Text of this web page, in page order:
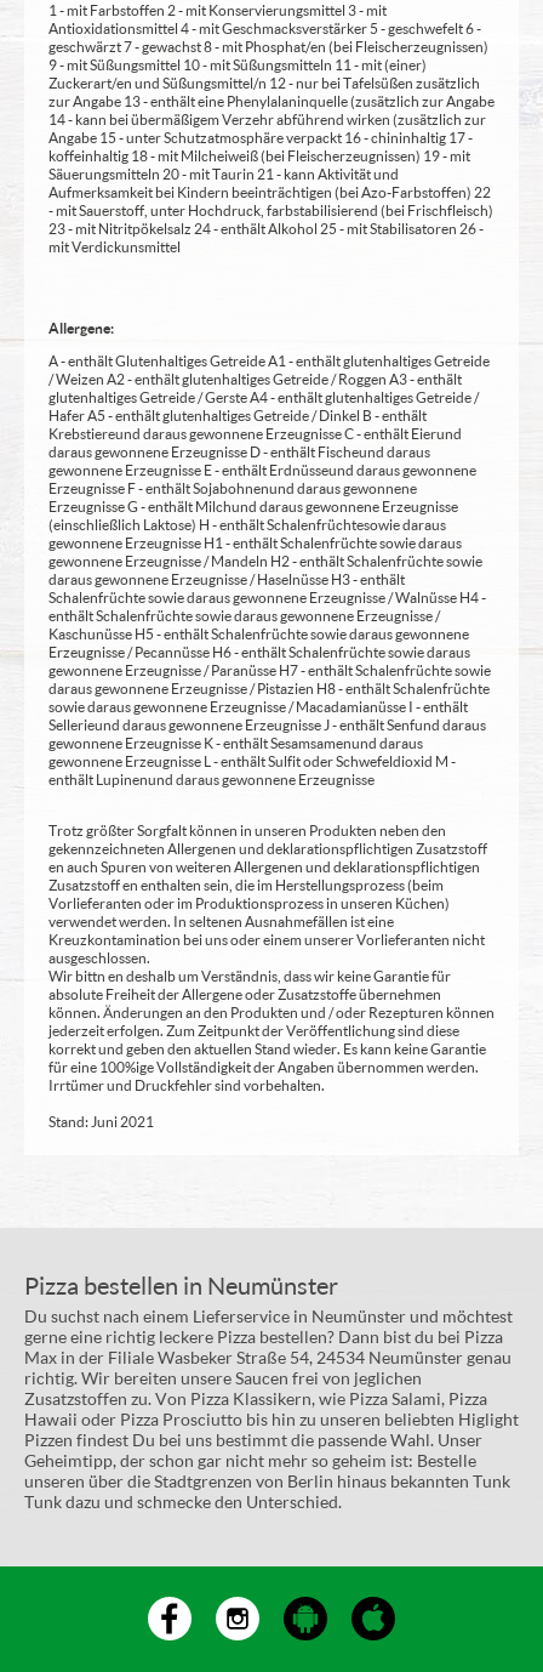
1 - mit Farbstoffen 2 - mit Konservierungsmittel 3 - mit
Antioxidationsmittel 4 - mit Geschmacksverstärker 5 - geschwefelt 6 -
geschwärzt 7 - gewachst 8 - mit Phosphat/en (bei Fleischerzeugnissen)
9 - mit Süßungsmittel 10 - mit Süßungsmitteln 11 - mit (einer)
Zuckerart/en und Süßungsmittel/n 12 - nur bei Tafelsüßen zusätzlich
zur Angabe 13 - enthält eine Phenylalaninquelle (zusätzlich zur Angabe
14 - kann bei übermäßigem Verzehr abführend wirken (zusätzlich zur
Angabe 15 - unter Schutzatmosphäre verpackt 16 - chininhaltig 17 -
koffeinhaltig 18 - mit Milcheiweiß (bei Fleischerzeugnissen) 19 - mit
Säuerungsmitteln 20 - mit Taurin 21 - kann Aktivität und
Aufmerksamkeit bei Kindern beeinträchtigen (bei Azo-Farbstoffen) 22
- mit Sauerstoff, unter Hochdruck, farbstabilisierend (bei Frischfleisch)
23 - mit Nitritpökelsalz 24 - enthält Alkohol 25 - mit Stabilisatoren 26 -
mit Verdickunsmittel
Allergene:
A - enthält Glutenhaltiges Getreide A1 - enthält glutenhaltiges Getreide
/ Weizen A2 - enthält glutenhaltiges Getreide / Roggen A3 - enthält
glutenhaltiges Getreide / Gerste A4 - enthält glutenhaltiges Getreide /
Hafer A5 - enthält glutenhaltiges Getreide / Dinkel B - enthält
Krebstiere und daraus gewonnene Erzeugnisse C - enthält Eier und
daraus gewonnene Erzeugnisse D - enthält Fische und daraus
gewonnene Erzeugnisse E - enthält Erdnüsse und daraus gewonnene
Erzeugnisse F - enthält Sojabohnen und daraus gewonnene
Erzeugnisse G - enthält Milch und daraus gewonnene Erzeugnisse
(einschließlich Laktose) H - enthält Schalenfrüchte sowie daraus
gewonnene Erzeugnisse H1 - enthält Schalenfrüchte sowie daraus
gewonnene Erzeugnisse / Mandeln H2 - enthält Schalenfrüchte sowie
daraus gewonnene Erzeugnisse / Haselnüsse H3 - enthält
Schalenfrüchte sowie daraus gewonnene Erzeugnisse / Walnüsse H4 -
enthält Schalenfrüchte sowie daraus gewonnene Erzeugnisse /
Kaschunüsse H5 - enthält Schalenfrüchte sowie daraus gewonnene
Erzeugnisse / Pecannüsse H6 - enthält Schalenfrüchte sowie daraus
gewonnene Erzeugnisse / Paranüsse H7 - enthält Schalenfrüchte sowie
daraus gewonnene Erzeugnisse / Pistazien H8 - enthält Schalenfrüchte
sowie daraus gewonnene Erzeugnisse / Macadamianüsse I - enthält
Sellerie und daraus gewonnene Erzeugnisse J - enthält Senf und daraus
gewonnene Erzeugnisse K - enthält Sesamsamen und daraus
gewonnene Erzeugnisse L - enthält Sulfit oder Schwefeldioxid M -
enthält Lupinen und daraus gewonnene Erzeugnisse
Trotz größter Sorgfalt können in unseren Produkten neben den
gekennzeichneten Allergenen und deklarationspflichtigen Zusatzstoff
en auch Spuren von weiteren Allergenen und deklarationspflichtigen
Zusatzstoff en enthalten sein, die im Herstellungsprozess (beim
Vorlieferanten oder im Produktionsprozess in unseren Küchen)
verwendet werden. In seltenen Ausnahmefällen ist eine
Kreuzkontamination bei uns oder einem unserer Vorlieferanten nicht
ausgeschlossen.
Wir bittn en deshalb um Verständnis, dass wir keine Garantie für
absolute Freiheit der Allergene oder Zusatzstoffe übernehmen
können. Änderungen an den Produkten und / oder Rezepturen können
jederzeit erfolgen. Zum Zeitpunkt der Veröffentlichung sind diese
korrekt und geben den aktuellen Stand wieder. Es kann keine Garantie
für eine 100%ige Vollständigkeit der Angaben übernommen werden.
Irrtümer und Druckfehler sind vorbehalten.
Stand: Juni 2021
Pizza bestellen in Neumünster
Du suchst nach einem Lieferservice in Neumünster und möchtest
gerne eine richtig leckere Pizza bestellen? Dann bist du bei Pizza
Max in der Filiale Wasbeker Straße 54, 24534 Neumünster genau
richtig. Wir bereiten unsere Saucen frei von jeglichen
Zusatzstoffen zu. Von Pizza Klassikern, wie Pizza Salami, Pizza
Hawaii oder Pizza Prosciutto bis hin zu unseren beliebten Higlight
Pizzen findest Du bei uns bestimmt die passende Wahl. Unser
Geheimtipp, der schon gar nicht mehr so geheim ist: Bestelle
unseren über die Stadtgrenzen von Berlin hinaus bekannten Tunk
Tunk dazu und schmecke den Unterschied.